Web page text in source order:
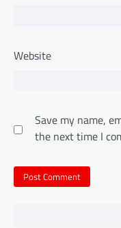
Website
Save my name,
the next time I